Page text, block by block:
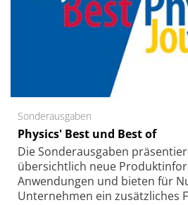
Sonderausgaben
Physics' Best und Best of
Die Sonder­ausgaben
übersichtlich neue
Anwendungen und bieten für
Unternehmen ein zusätzliches